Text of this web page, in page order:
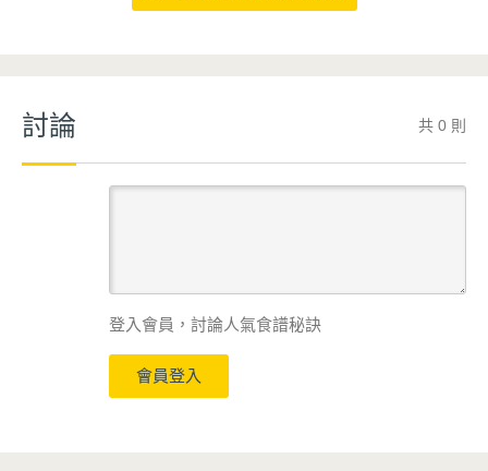
討論 共 0 則
登入會員，討論人氣食譜秘訣
會員登入